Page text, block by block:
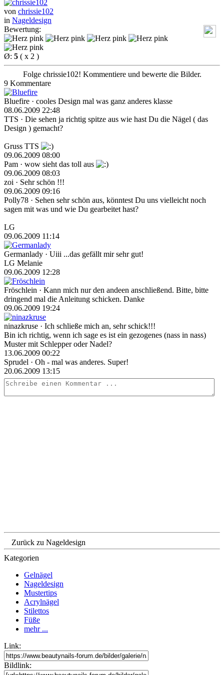
von chrissie102
in Nageldesign
Bewertung:
Ø: 5 ( x 2 )
Folge chrissie102! Kommentiere und bewerte die Bilder.
9 Kommentare
Bluefire · cooles Design mal was ganz anderes klasse
08.06.2009 22:48
TTS · Die sehen ja richtig spitze aus wie hast Du die Nägel ( das
Design ) gemacht?
Gruss TTS
09.06.2009 08:00
Pam · wow sieht das toll aus
09.06.2009 08:03
zoi · Sehr schön !!!
09.06.2009 09:16
Polly78 · Sehen sehr schön aus, könntest Du uns vielleicht noch
sagen mit was und wie Du gearbeitet hast?
LG
09.06.2009 11:14
Germanlady · Uiii ...das gefällt mir sehr gut!
LG Melanie
09.06.2009 12:28
Fröschlein · Kann mich nur den andeen anschließend. Bitte, bitte
dringend mal die Anleitung schicken. Danke
09.06.2009 19:24
ninazkruse · Ich schließe mich an, sehr schick!!!
Bin ich richtig, wenn ich sage es ist ein gezogenes (nass in nass)
Muster mit Schlepper oder Nadel?
13.06.2009 00:22
Sprudel · Oh - mal was anderes. Super!
20.06.2009 13:15
Zurück zu Nageldesign
Kategorien
Gelnägel
Nageldesign
Mustertips
Acrylnägel
Stilettos
Füße
mehr ...
Link:
Bildlink: